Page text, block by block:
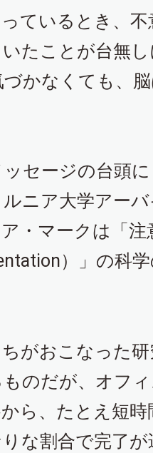
っているとき、
たことが台無
かなくても、
セージの台頭
ニア大学アー
・マークは「注
）」の科
がおこなった
のだが、オフ
ら、たとえ短
な割合で完了